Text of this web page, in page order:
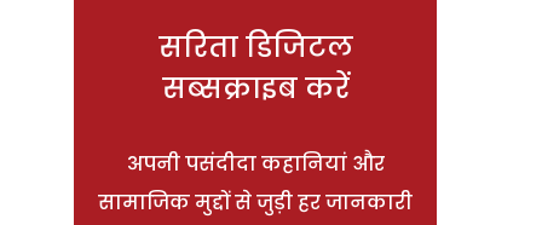
सरिता डिजिटल
सब्सक्राइब करें
अपनी पसंदीदा कहानियां और
सामाजिक मुद्दों से जुड़ी हर जानकारी